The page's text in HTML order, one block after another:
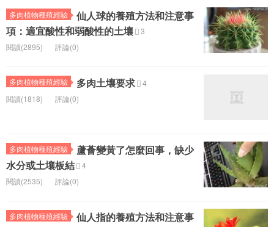
多肉植物種殖經驗
仙人球的養殖方法和注意事
項：適宜酸性和弱酸性的土壤
3
閱讀(2895)
評論(0)
多肉植物種殖經驗 多肉土壤要求
4
閱讀(1818)
評論(0)
多肉植物種殖經驗
蘆薈變黃了怎麼回事，缺少
水分或土壤板結
4
閱讀(2535)
評論(0)
多肉植物種殖經驗
仙人指的養殖方法和注意事